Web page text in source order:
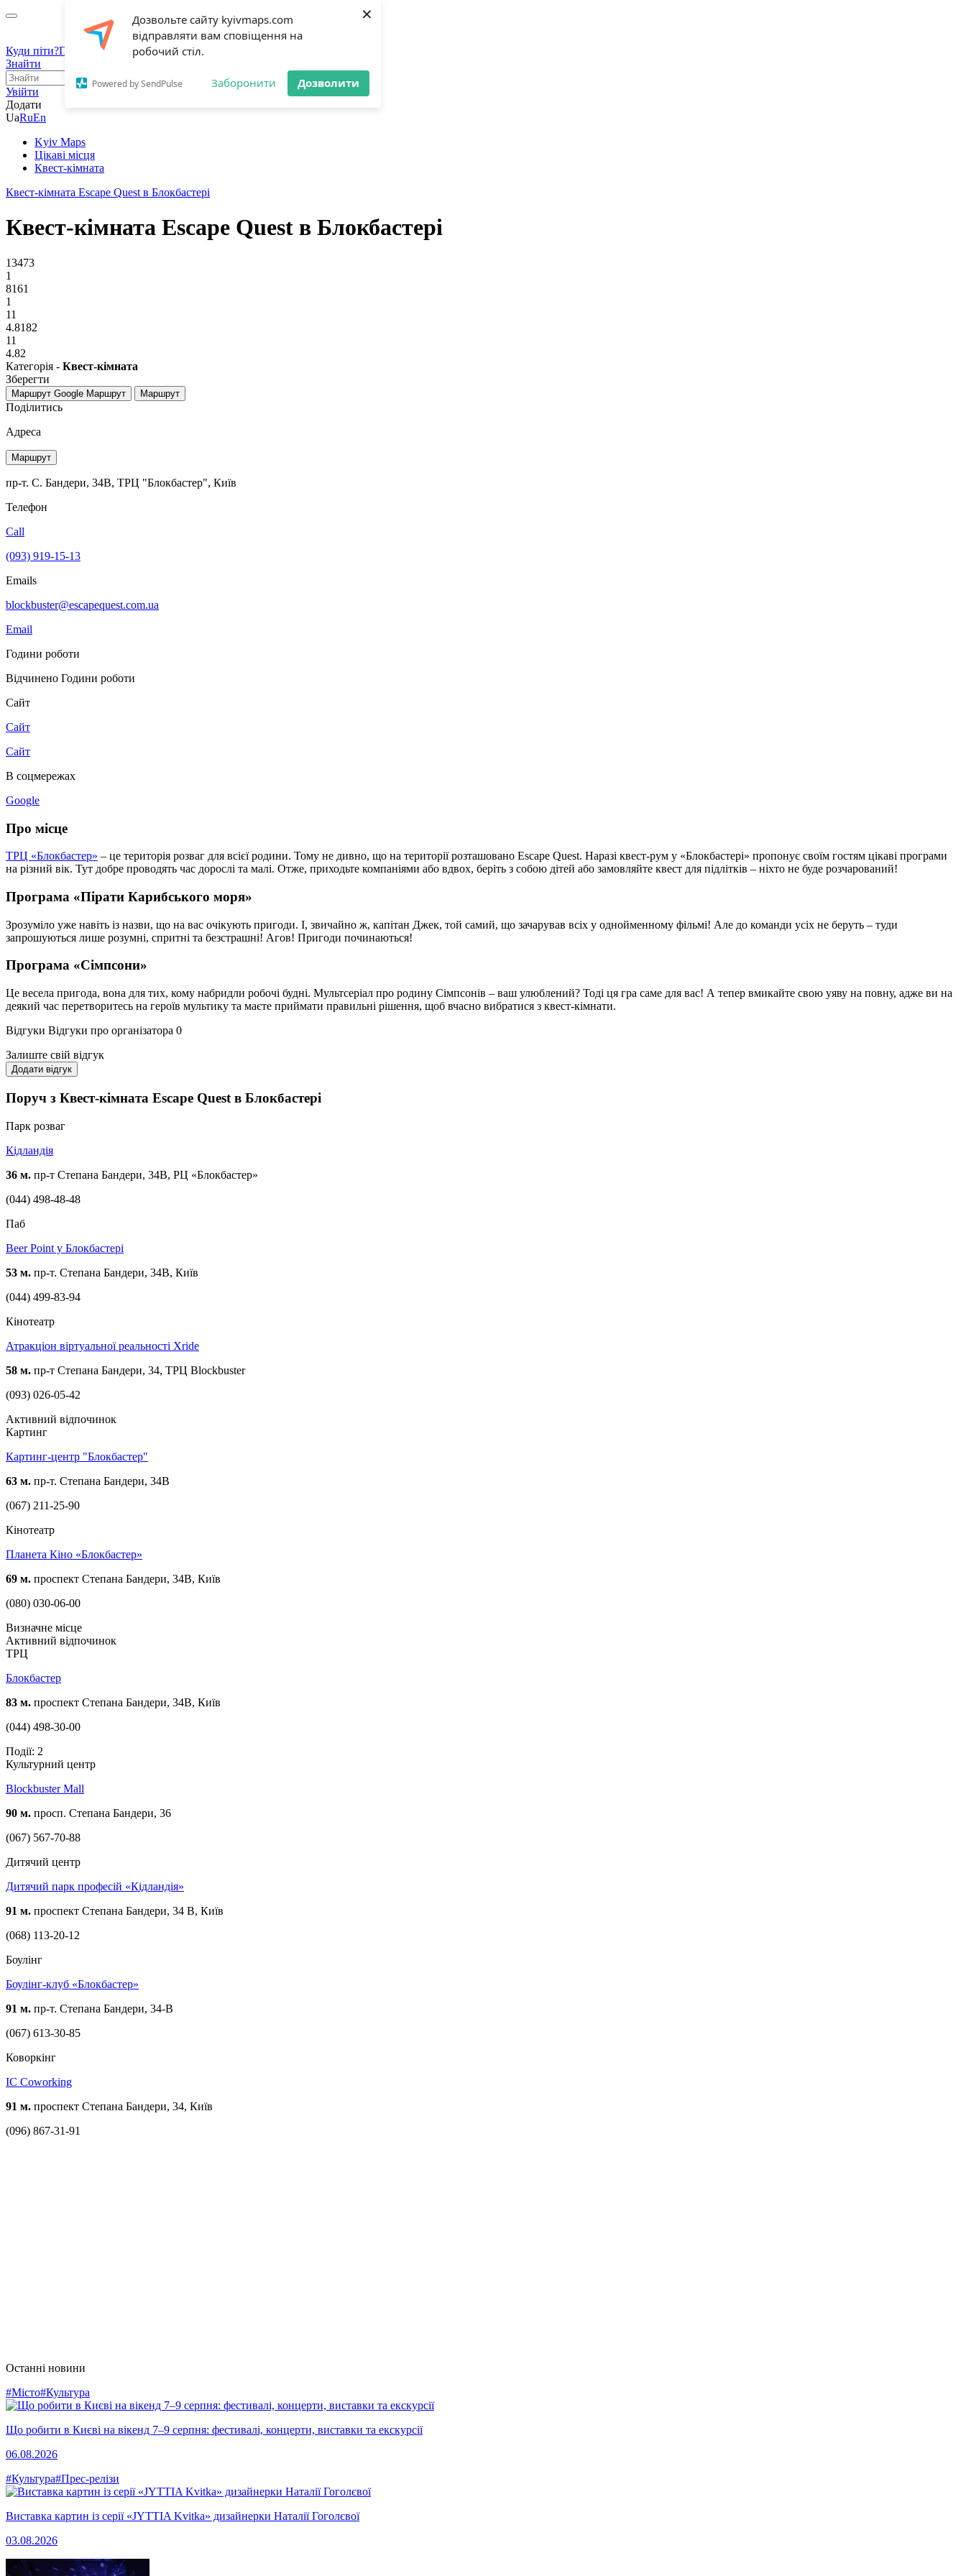
Дозвольте сайту kyivmaps.com
відправляти вам сповіщення на
робочий стіл.
Powered by SendPulse Заборонити Дозволити
×
Куди піти?Події Цікаві місцяБлог
Знайти
Увійти
Додати
UaRuEn
Kyiv Maps
Цікаві місця
Квест-кімната
Квест-кімната Escape Quest в Блокбастері
Квест-кімната Escape Quest в Блокбастері
13473
1
8161
1
11
4.8182
11
4.82
Категорія - Квест-кімната
Зберегти
Маршрут Google Маршрут Маршрут
Поділитись
Адреса
Маршрут
пр-т. С. Бандери, 34В, ТРЦ "Блокбастер", Київ
Телефон
Call
(093) 919-15-13
Emails
blockbuster@escapequest.com.ua
Email
Години роботи
Відчинено Години роботи
Сайт
Сайт
Сайт
В соцмережах
Google
Про місце
ТРЦ «Блокбастер» – це територія розваг для всієї родини. Тому не дивно, що на території розташовано Escape Quest. Наразі квест-рум у «Блокбастері» пропонує своїм гостям цікаві програми
на різний вік. Тут добре проводять час дорослі та малі. Отже, приходьте компаніями або вдвох, беріть з собою дітей або замовляйте квест для підлітків – ніхто не буде розчарований!
Програма «Пірати Карибського моря»
Зрозуміло уже навіть із назви, що на вас очікують пригоди. І, звичайно ж, капітан Джек, той самий, що зачарував всіх у однойменному фільмі! Але до команди усіх не беруть – туди
запрошуються лише розумні, спритні та безстрашні! Агов! Пригоди починаються!
Програма «Сімпсони»
Це весела пригода, вона для тих, кому набридли робочі будні. Мультсеріал про родину Сімпсонів – ваш улюблений? Тоді ця гра саме для вас! А тепер вмикайте свою уяву на повну, адже ви на
деякий час перетворитесь на героїв мультику та маєте приймати правильні рішення, щоб вчасно вибратися з квест-кімнати.
Відгуки Відгуки про організатора 0
Залиште свій відгук
Додати відгук
Поруч з Квест-кімната Escape Quest в Блокбастері
Парк розваг
Кідландія
36 м. пр-т Степана Бандери, 34В, РЦ «Блокбастер»
(044) 498-48-48
Паб
Beer Point у Блокбастері
53 м. пр-т. Степана Бандери, 34В, Київ
(044) 499-83-94
Кінотеатр
Атракціон віртуальної реальності Xride
58 м. пр-т Степана Бандери, 34, ТРЦ Blockbuster
(093) 026-05-42
Активний відпочинок
Картинг
Картинг-центр "Блокбастер"
63 м. пр-т. Степана Бандери, 34В
(067) 211-25-90
Кінотеатр
Планета Кіно «Блокбастер»
69 м. проспект Степана Бандери, 34B, Київ
(080) 030-06-00
Визначне місце
Активний відпочинок
ТРЦ
Блокбастер
83 м. проспект Степана Бандери, 34В, Київ
(044) 498-30-00
Події: 2
Культурний центр
Blockbuster Mall
90 м. просп. Степана Бандери, 36
(067) 567-70-88
Дитячий центр
Дитячий парк професій «Кідландія»
91 м. проспект Степана Бандери, 34 В, Київ
(068) 113-20-12
Боулінг
Боулінг-клуб «Блокбастер»
91 м. пр-т. Степана Бандери, 34-В
(067) 613-30-85
Коворкінг
IC Coworking
91 м. проспект Степана Бандери, 34, Київ
(096) 867-31-91
Останні новини
#Місто#Культура
Що робити в Києві на вікенд 7–9 серпня: фестивалі, концерти, виставки та екскурсії
06.08.2026
#Культура#Прес-релізи
Виставка картин із серії «JYTTIA Kvitka» дизайнерки Наталії Гоголєвої
03.08.2026